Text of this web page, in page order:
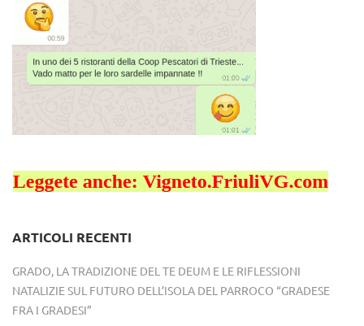
ARTICOLI RECENTI
GRADO, LA TRADIZIONE DEL TE DEUM E LE RIFLESSIONI
NATALIZIE SUL FUTURO DELL’ISOLA DEL PARROCO “GRADESE
FRA I GRADESI”